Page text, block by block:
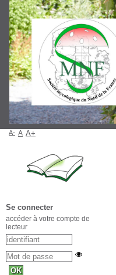
A- A A+
Se connecter
accéder à votre compte de
lecteur